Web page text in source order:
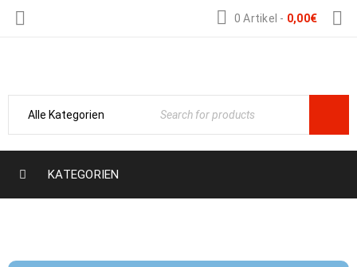
0 Artikel - 0,00€
KATEGORIEN